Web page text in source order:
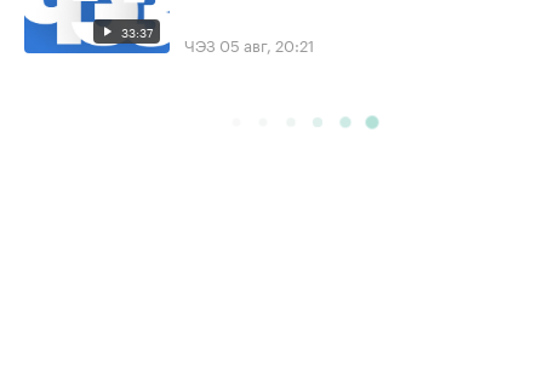
33:37 ЧЭЗ 05 авг, 20:21